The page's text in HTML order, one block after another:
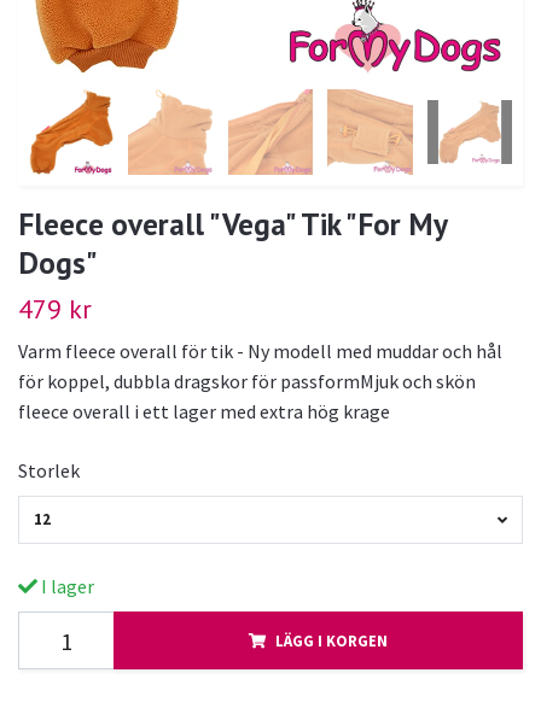
Fleece overall "Vega" Tik "For My
Dogs"
479 kr
Varm fleece overall för tik - Ny modell med muddar och hål
för koppel, dubbla dragskor för passformMjuk och skön
fleece overall i ett lager med extra hög krage
Storlek
12
I lager
LÄGG I KORGEN